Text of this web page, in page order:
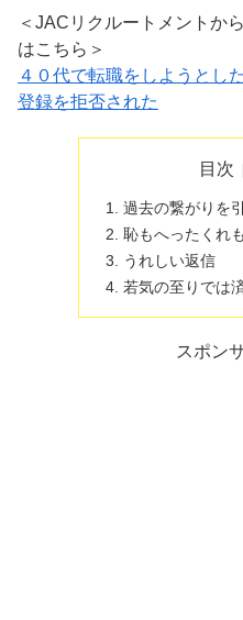
＜JACリクルートメントか
はこちら＞
４０代で転職をしようとし
登録を拒否された
目次
過去の繋がりを
恥もへったくれ
うれしい返信
若気の至りでは
スポン